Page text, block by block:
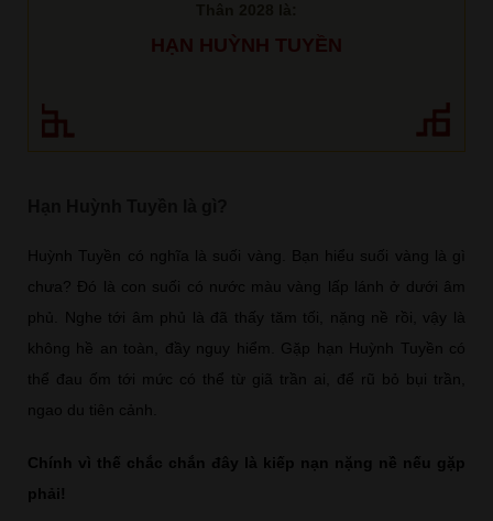
HẠN HUỲNH TUYỀN
Huỳnh Tuyền có nghĩa là suối vàng. Bạn hiểu suối vàng là gì
chưa? Đó là con suối có nước màu vàng lấp lánh ở dưới âm
phủ. Nghe tới âm phủ là đã thấy tăm tối, nặng nề rồi, vậy là
không hề an toàn, đầy nguy hiểm. Gặp hạn Huỳnh Tuyền có
thể đau ốm tới mức có thể từ giã trần ai, để rũ bỏ bụi trần,
ngao du tiên cảnh.
Chính vì thế chắc chắn đây là kiếp nạn nặng nề nếu gặp
phải!